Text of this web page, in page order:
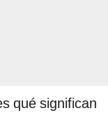
qué significan